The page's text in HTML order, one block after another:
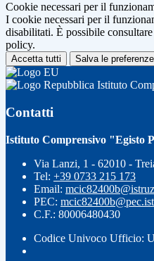
Cookie necessari per il
I cookie necessari per il
disabilitati. È possibile
policy.
Accetta tutti Salva le preferenze
Istituto
Contatti
Istituto Comprensivo "Egisto
Via Lanzi, 1 - 62010 -
Tel: +39 0733 215 173
Email:
PEC:
C.F.: 80006480430
Codice Univoco Ufficio: